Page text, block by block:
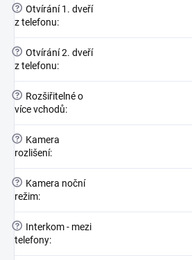
? Otvírání 1. dveří
z telefonu:
? Otvírání 2. dveří
z telefonu:
?
Rozšiřitelné o
více vchodů:
?
Kamera
rozlišení:
?
Kamera noční
režim:
?
Interkom - mezi
telefony: